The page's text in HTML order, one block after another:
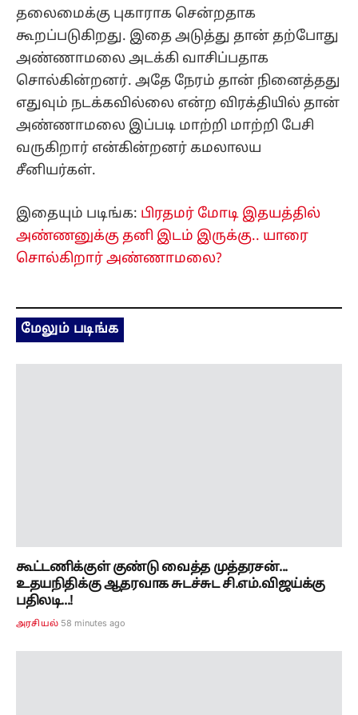
தலைமைக்கு புகாராக சென்றதாக
கூறப்படுகிறது. இதை அடுத்து தான் தற்போது
அண்ணாமலை அடக்கி வாசிப்பதாக
சொல்கின்றனர். அதே நேரம் தான் நினைத்தது
எதுவும் நடக்கவில்லை என்ற விரக்தியில் தான்
அண்ணாமலை இப்படி மாற்றி மாற்றி பேசி
வருகிறார் என்கின்றனர் கமலாலய
சீனியர்கள்.
இதையும் படிங்க: பிரதமர் மோடி இதயத்தில்
அண்ணனுக்கு தனி இடம் இருக்கு.. யாரை
சொல்கிறார் அண்ணாமலை?
மேலும் படிங்க
கூட்டணிக்குள் குண்டு வைத்த முத்தரசன்...
உதயநிதிக்கு ஆதரவாக சுடச்சுட சி.எம்.விஜய்க்கு
பதிலடி...!
அரசியல் 58 minutes ago